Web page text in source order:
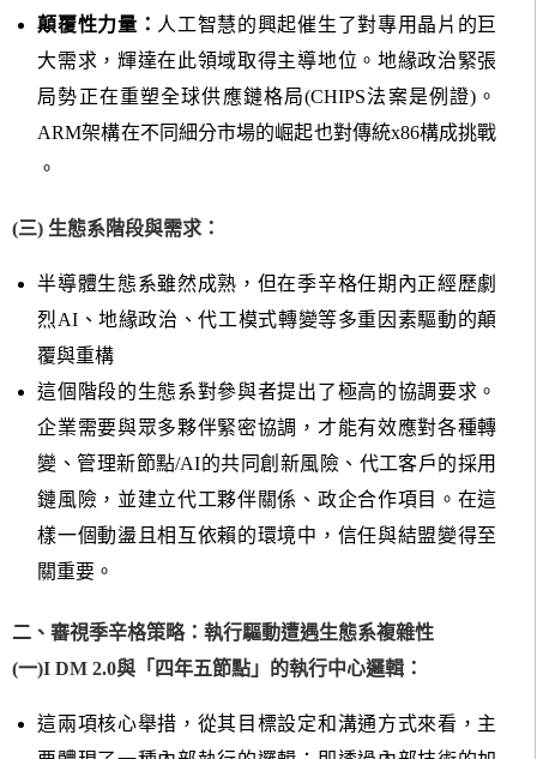
顛覆性力量： 人工智慧的興起催生了對專用晶片的巨
大需求，輝達在此領域取得主導地位。地緣政治緊張
局勢正在重塑全球供應鏈格局(CHIPS法案是例證)。
ARM架構在不同細分市場的崛起也對傳統x86構成挑戰
。
(三) 生態系階段與需求：
半導體生態系雖然成熟，但在季辛格任期內正經歷劇
烈AI、地緣政治、代工模式轉變等多重因素驅動的顛
覆與重構
這個階段的生態系對參與者提出了極高的協調要求。
企業需要與眾多夥伴緊密協調，才能有效應對各種轉
變、管理新節點/AI的共同創新風險、代工客戶的採用
鏈風險，並建立代工夥伴關係、政企合作項目。在這
樣一個動盪且相互依賴的環境中，信任與結盟變得至
關重要。
二、審視季辛格策略：執行驅動遭遇生態系複雜性
(一)I DM 2.0與「四年五節點」的執行中心邏輯：
這兩項核心舉措，從其目標設定和溝通方式來看，主